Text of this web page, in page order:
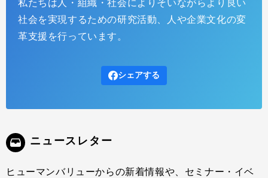
社員サーベイはなぜ組織の変革につながらないのか？
＜第１回＞：組織変革にサーベイ結果を活かしきれな
い理由
現在、多くの企業が働く人々の思いや考えを聞く、様々なサーベイに
のかを探りながら、組織にいる人たち自身が、サーベイを活用して組
織で起きていることを
私たちは人・組織・社会によりそいながらより良い
社会を実現するための研究活動、人や企業文化の変
革支援を行っています。
シェアする
ニュースレター
ヒューマンバリューからの新着情報や、セミナー・イベ